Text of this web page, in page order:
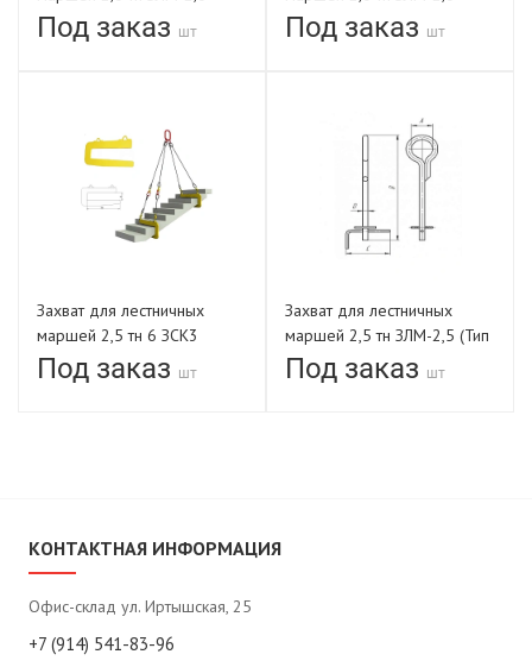
1350-В
Под заказ шт
1500-В
Под заказ шт
Захват для лестничных
маршей 2,5 тн 6 ЗСК3
Под заказ шт
Захват для лестничных
маршей 2,5 тн ЗЛМ-2,5 (Тип
2)
Под заказ шт
КОНТАКТНАЯ ИНФОРМАЦИЯ
Офис-склад ул. Иртышская, 25
+7 (914) 541-83-96